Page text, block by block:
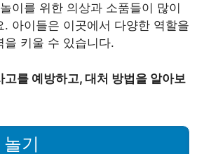
이를 위한 의상과 소품들이 많이
. 아이들은 이곳에서 다양한 역할을
을 키울 수 있습니다.
고를 예방하고, 대처 방법을 알아보
기